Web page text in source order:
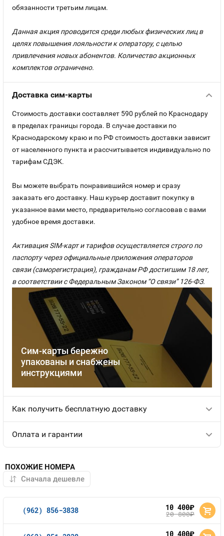
обязанности третьим лицам.
Данная акция проводится среди любых физических лиц в
целях повышения лояльности к оператору, с целью
привлечения новых абонентов. Количество акционных
комплектов ограничено.
Доставка сим-карты
Сим-карты бережно
упакованы и снабжены
инструкциями
Стоимость доставки составляет 590 рублей по Краснодару
в пределах границы города. В случае доставки по
Краснодарскому краю и по РФ стоимость доставки зависит
от населенного пункта и рассчитывается индивидуально по
тарифам СДЭК.
Вы можете выбрать понравившийся номер и сразу
заказать его доставку. Наш курьер доставит покупку в
указанное вами место, предварительно согласовав с вами
удобное время доставки.
Активация SIM-карт и тарифов осуществляется строго по
паспорту через официальные приложения операторов
связи (саморегистрация), гражданам РФ достигшим 18 лет,
в соответствии с Федеральным Законом “О связи” 126-ФЗ.
Как получить бесплатную доставку
Оплата и гарантии
ПОХОЖИЕ НОМЕРА
(962) 856-3838 10 400руб.
20 800руб.
10 400руб.